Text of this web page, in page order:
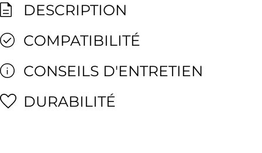
DESCRIPTION
COMPATIBILITÉ
CONSEILS D'ENTRETIEN
DURABILITÉ